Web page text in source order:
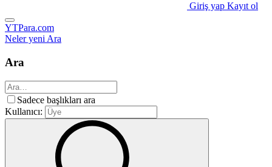
Giriş yap Kayıt ol
YTPara.com
Neler yeniAra
Ara
Sadece başlıkları ara
Kullanıcı: